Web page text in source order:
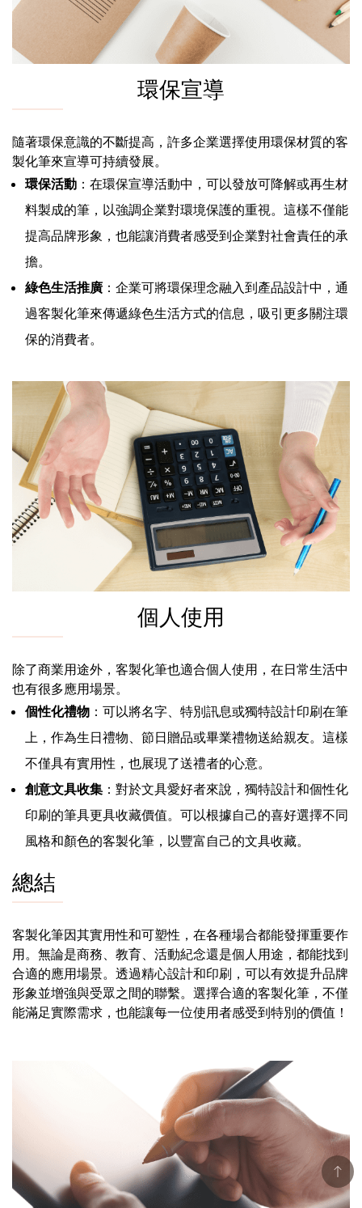
環保宣導
隨著環保意識的不斷提高，許多企業選擇使用環保材質的客
製化筆來宣導可持續發展。
環保活動 ：在環保宣導活動中，可以發放可降解或再生材
料製成的筆，以強調企業對環境保護的重視。這樣不僅能
提高品牌形象，也能讓消費者感受到企業對社會責任的承
擔。
綠色生活推廣 ：企業可將環保理念融入到產品設計中，通
過客製化筆來傳遞綠色生活方式的信息，吸引更多關注環
保的消費者。
個人使用
除了商業用途外，客製化筆也適合個人使用，在日常生活中
也有很多應用場景。
個性化禮物 ：可以將名字、特別訊息或獨特設計印刷在筆
上，作為生日禮物、節日贈品或畢業禮物送給親友。這樣
不僅具有實用性，也展現了送禮者的心意。
創意文具收集 ：對於文具愛好者來說，獨特設計和個性化
印刷的筆具更具收藏價值。可以根據自己的喜好選擇不同
風格和顏色的客製化筆，以豐富自己的文具收藏。
總結
客製化筆因其實用性和可塑性，在各種場合都能發揮重要作
用。無論是商務、教育、活動紀念還是個人用途，都能找到
合適的應用場景。透過精心設計和印刷，可以有效提升品牌
形象並增強與受眾之間的聯繫。選擇合適的客製化筆，不僅
能滿足實際需求，也能讓每一位使用者感受到特別的價值！